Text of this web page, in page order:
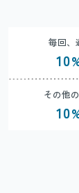
毎回、
10
その他
10